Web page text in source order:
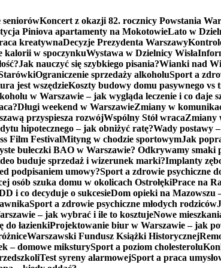
seniorówKoncert z okazji 82. rocznicy Powstania
Piniova apartamenty na MokotowieLato w
kreatywnaDecyzje Prezydenta Warszawy
kalorii w spoczynkuWystawa w Dzielnicy Wisła
Jak nauczyć się szybkiego pisania?Wianki nad
Ograniczenie sprzedaży alkoholuSport a
jest wszędzieKoszty budowy domu pasywnego vs
w Warszawie – jak wygląda leczenie i co daje
Długi weekend w WarszawieZmiany w
przyspiesza rozwójWspólny Stół wracaZmiany
hipotecznego – jak obniżyć ratę?Wady postawy
Film FestivalMityng w chodzie sportowymJak
bułeczki BAO w Warszawie? Odkrywamy
buduje sprzedaż i wizerunek marki?Implanty
podpisaniem umowy?Sport a zdrowie psychiczne
osób szuka domu w okolicach OstrołękiPrace na
i co decyduje o sukcesieDom opieki na Mazowszu
Sport a zdrowie psychiczne młodych rodziców
– jak wybrać i ile to kosztujeNowe
do łazienkiProjektowanie biur w Warszawie – jak
Warszawski Fundusz Książki Historycznej
– domowe miksturySport a poziom cholesterolu
Test syreny alarmowejSport a praca